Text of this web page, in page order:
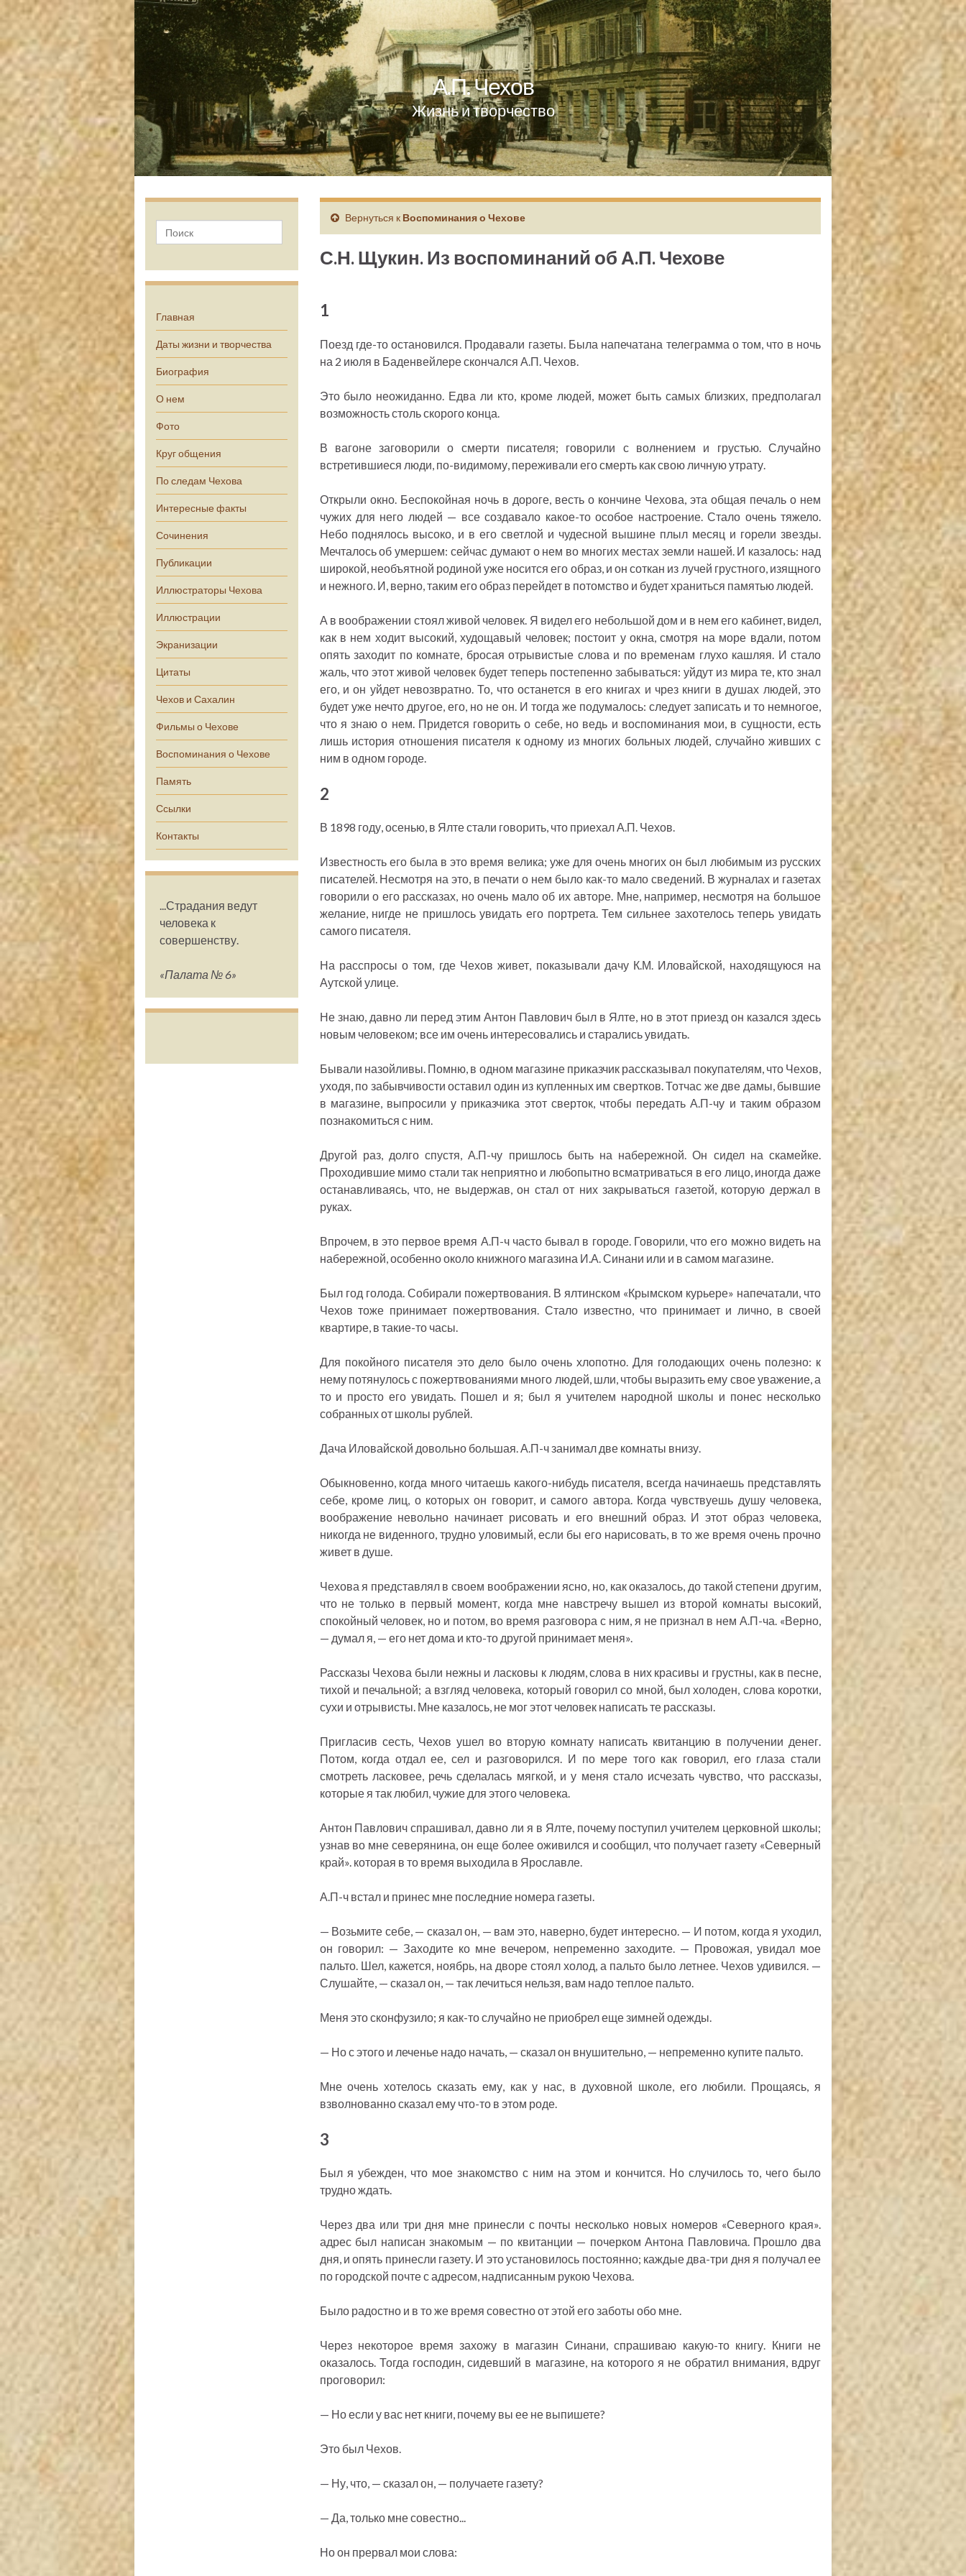
А.П. Чехов
Жизнь и творчество
Главная
Даты жизни и творчества
Биография
О нем
Фото
Круг общения
По следам Чехова
Интересные факты
Сочинения
Публикации
Иллюстраторы Чехова
Иллюстрации
Экранизации
Цитаты
Чехов и Сахалин
Фильмы о Чехове
Воспоминания о Чехове
Память
Ссылки
Контакты
...Страдания ведут
человека к
совершенству.
«Палата № 6»
Вернуться к Воспоминания о Чехове
С.Н. Щукин. Из воспоминаний об А.П. Чехове
1
Поезд где-то остановился. Продавали газеты. Была напечатана телеграмма о том, что в ночь
на 2 июля в Баденвейлере скончался А.П. Чехов.
Это было неожиданно. Едва ли кто, кроме людей, может быть самых близких, предполагал
возможность столь скорого конца.
В вагоне заговорили о смерти писателя; говорили с волнением и грустью. Случайно
встретившиеся люди, по-видимому, переживали его смерть как свою личную утрату.
Открыли окно. Беспокойная ночь в дороге, весть о кончине Чехова, эта общая печаль о нем
чужих для него людей — все создавало какое-то особое настроение. Стало очень тяжело.
Небо поднялось высоко, и в его светлой и чудесной вышине плыл месяц и горели звезды.
Мечталось об умершем: сейчас думают о нем во многих местах земли нашей. И казалось: над
широкой, необъятной родиной уже носится его образ, и он соткан из лучей грустного, изящного
и нежного. И, верно, таким его образ перейдет в потомство и будет храниться памятью людей.
А в воображении стоял живой человек. Я видел его небольшой дом и в нем его кабинет, видел,
как в нем ходит высокий, худощавый человек; постоит у окна, смотря на море вдали, потом
опять заходит по комнате, бросая отрывистые слова и по временам глухо кашляя. И стало
жаль, что этот живой человек будет теперь постепенно забываться: уйдут из мира те, кто знал
его, и он уйдет невозвратно. То, что останется в его книгах и чрез книги в душах людей, это
будет уже нечто другое, его, но не он. И тогда же подумалось: следует записать и то немногое,
что я знаю о нем. Придется говорить о себе, но ведь и воспоминания мои, в сущности, есть
лишь история отношения писателя к одному из многих больных людей, случайно живших с
ним в одном городе.
2
В 1898 году, осенью, в Ялте стали говорить, что приехал А.П. Чехов.
Известность его была в это время велика; уже для очень многих он был любимым из русских
писателей. Несмотря на это, в печати о нем было как-то мало сведений. В журналах и газетах
говорили о его рассказах, но очень мало об их авторе. Мне, например, несмотря на большое
желание, нигде не пришлось увидать его портрета. Тем сильнее захотелось теперь увидать
самого писателя.
На расспросы о том, где Чехов живет, показывали дачу К.М. Иловайской, находящуюся на
Аутской улице.
Не знаю, давно ли перед этим Антон Павлович был в Ялте, но в этот приезд он казался здесь
новым человеком; все им очень интересовались и старались увидать.
Бывали назойливы. Помню, в одном магазине приказчик рассказывал покупателям, что Чехов,
уходя, по забывчивости оставил один из купленных им свертков. Тотчас же две дамы, бывшие
в магазине, выпросили у приказчика этот сверток, чтобы передать А.П-чу и таким образом
познакомиться с ним.
Другой раз, долго спустя, А.П-чу пришлось быть на набережной. Он сидел на скамейке.
Проходившие мимо стали так неприятно и любопытно всматриваться в его лицо, иногда даже
останавливаясь, что, не выдержав, он стал от них закрываться газетой, которую держал в
руках.
Впрочем, в это первое время А.П-ч часто бывал в городе. Говорили, что его можно видеть на
набережной, особенно около книжного магазина И.А. Синани или и в самом магазине.
Был год голода. Собирали пожертвования. В ялтинском «Крымском курьере» напечатали, что
Чехов тоже принимает пожертвования. Стало известно, что принимает и лично, в своей
квартире, в такие-то часы.
Для покойного писателя это дело было очень хлопотно. Для голодающих очень полезно: к
нему потянулось с пожертвованиями много людей, шли, чтобы выразить ему свое уважение, а
то и просто его увидать. Пошел и я; был я учителем народной школы и понес несколько
собранных от школы рублей.
Дача Иловайской довольно большая. А.П-ч занимал две комнаты внизу.
Обыкновенно, когда много читаешь какого-нибудь писателя, всегда начинаешь представлять
себе, кроме лиц, о которых он говорит, и самого автора. Когда чувствуешь душу человека,
воображение невольно начинает рисовать и его внешний образ. И этот образ человека,
никогда не виденного, трудно уловимый, если бы его нарисовать, в то же время очень прочно
живет в душе.
Чехова я представлял в своем воображении ясно, но, как оказалось, до такой степени другим,
что не только в первый момент, когда мне навстречу вышел из второй комнаты высокий,
спокойный человек, но и потом, во время разговора с ним, я не признал в нем А.П-ча. «Верно,
— думал я, — его нет дома и кто-то другой принимает меня».
Рассказы Чехова были нежны и ласковы к людям, слова в них красивы и грустны, как в песне,
тихой и печальной; а взгляд человека, который говорил со мной, был холоден, слова коротки,
сухи и отрывисты. Мне казалось, не мог этот человек написать те рассказы.
Пригласив сесть, Чехов ушел во вторую комнату написать квитанцию в получении денег.
Потом, когда отдал ее, сел и разговорился. И по мере того как говорил, его глаза стали
смотреть ласковее, речь сделалась мягкой, и у меня стало исчезать чувство, что рассказы,
которые я так любил, чужие для этого человека.
Антон Павлович спрашивал, давно ли я в Ялте, почему поступил учителем церковной школы;
узнав во мне северянина, он еще более оживился и сообщил, что получает газету «Северный
край». которая в то время выходила в Ярославле.
А.П-ч встал и принес мне последние номера газеты.
— Возьмите себе, — сказал он, — вам это, наверно, будет интересно. — И потом, когда я уходил,
он говорил: — Заходите ко мне вечером, непременно заходите. — Провожая, увидал мое
пальто. Шел, кажется, ноябрь, на дворе стоял холод, а пальто было летнее. Чехов удивился. —
Слушайте, — сказал он, — так лечиться нельзя, вам надо теплое пальто.
Меня это сконфузило; я как-то случайно не приобрел еще зимней одежды.
— Но с этого и леченье надо начать, — сказал он внушительно, — непременно купите пальто.
Мне очень хотелось сказать ему, как у нас, в духовной школе, его любили. Прощаясь, я
взволнованно сказал ему что-то в этом роде.
3
Был я убежден, что мое знакомство с ним на этом и кончится. Но случилось то, чего было
трудно ждать.
Через два или три дня мне принесли с почты несколько новых номеров «Северного края».
адрес был написан знакомым — по квитанции — почерком Антона Павловича. Прошло два
дня, и опять принесли газету. И это установилось постоянно; каждые два-три дня я получал ее
по городской почте с адресом, надписанным рукою Чехова.
Было радостно и в то же время совестно от этой его заботы обо мне.
Через некоторое время захожу в магазин Синани, спрашиваю какую-то книгу. Книги не
оказалось. Тогда господин, сидевший в магазине, на которого я не обратил внимания, вдруг
проговорил:
— Но если у вас нет книги, почему вы ее не выпишете?
Это был Чехов.
— Ну, что, — сказал он, — получаете газету?
— Да, только мне совестно...
Но он прервал мои слова: